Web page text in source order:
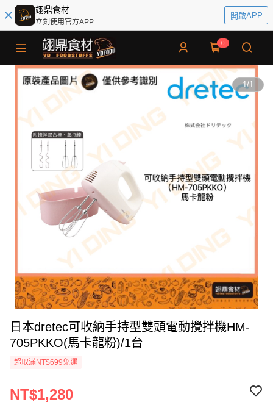
翊鼎食材
立刻使用官方APP
開啟APP
0
1/1
日本dretec可收納手持型雙頭電動攪拌機HM-
705PKKO(馬卡龍粉)/1台
超取滿NT$699免運
NT$1,280